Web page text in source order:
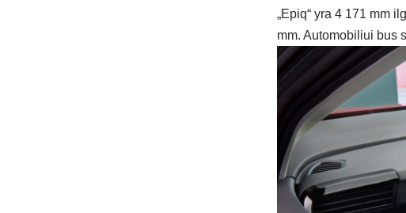
„Epiq“ yra 4 171 mm
mm. Automobiliui bus